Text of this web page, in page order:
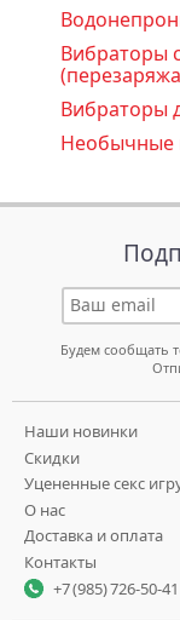
Вибраторы
Вибраторы
Необычные
Будем сообщать
Наши новинки
Скидки
Уцененные секс
О нас
Доставка и оплата
Контакты
+7 (985) 726-50-41